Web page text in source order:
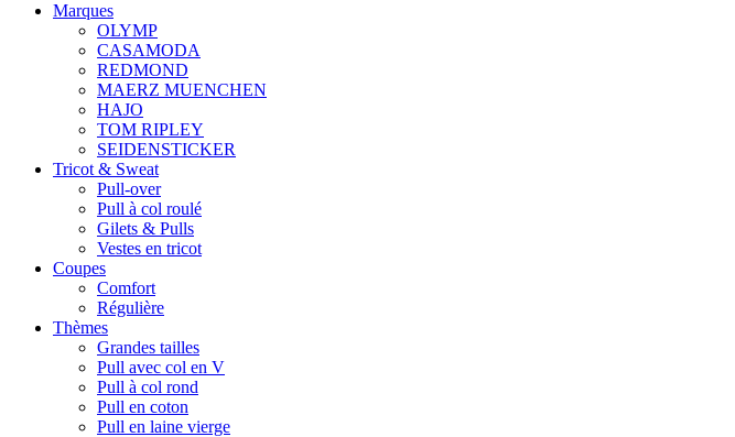
Marques
OLYMP
CASAMODA
REDMOND
MAERZ MUENCHEN
HAJO
TOM RIPLEY
SEIDENSTICKER
Tricot & Sweat
Pull-over
Pull à col roulé
Gilets & Pulls
Vestes en tricot
Coupes
Comfort
Régulière
Thèmes
Grandes tailles
Pull avec col en V
Pull à col rond
Pull en coton
Pull en laine vierge